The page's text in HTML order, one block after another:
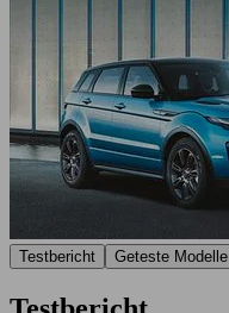
Testbericht Geteste Modelle